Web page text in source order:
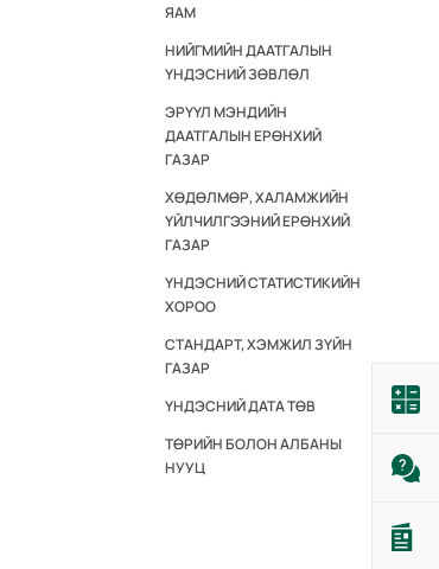
ЯАМ
НИЙГМИЙН ДААТГАЛЫН
ҮНДЭСНИЙ ЗӨВЛӨЛ
ЭРҮҮЛ МЭНДИЙН
ДААТГАЛЫН ЕРӨНХИЙ
ГАЗАР
ХӨДӨЛМӨР, ХАЛАМЖИЙН
ҮЙЛЧИЛГЭЭНИЙ ЕРӨНХИЙ
ГАЗАР
ҮНДЭСНИЙ СТАТИСТИКИЙН
ХОРОО
СТАНДАРТ, ХЭМЖИЛ ЗҮЙН
ГАЗАР
ҮНДЭСНИЙ ДАТА ТӨВ
ТӨРИЙН БОЛОН АЛБАНЫ
НУУЦ